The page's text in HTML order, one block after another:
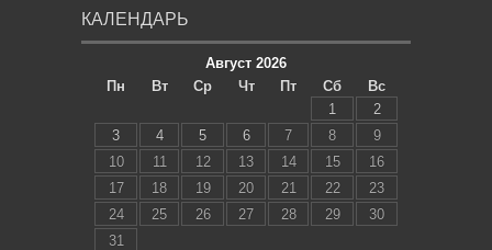
КАЛЕНДАРЬ
Август 2026
Пн
Вт Ср Чт Пт Сб
Вс
1
2
3
4 5 6 7 8
9
10
11 12 13 14 15
16
17
18 19 20 21 22
23
24
25 26 27 28 29
30
31